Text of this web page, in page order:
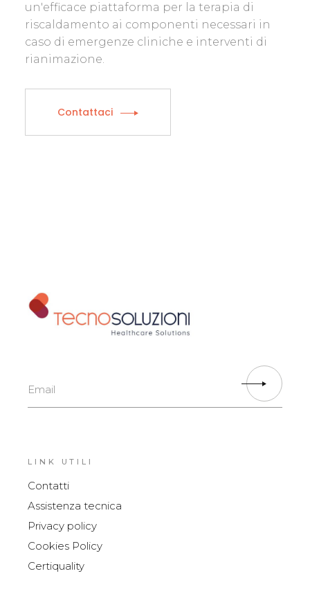
un'efficace piattaforma per la terapia di
riscaldamento ai componenti necessari in
caso di emergenze cliniche e interventi di
rianimazione.
Contattaci
LINK UTILI
Contatti
Assistenza tecnica
Privacy policy
Cookies Policy
Certiquality